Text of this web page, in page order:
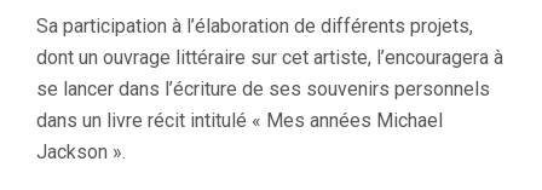
Sa participation à l’élaboration de différents projets,
dont un ouvrage littéraire sur cet artiste, l’encouragera à
se lancer dans l’écriture de ses souvenirs personnels
dans un livre récit intitulé « Mes années Michael
Jackson ».